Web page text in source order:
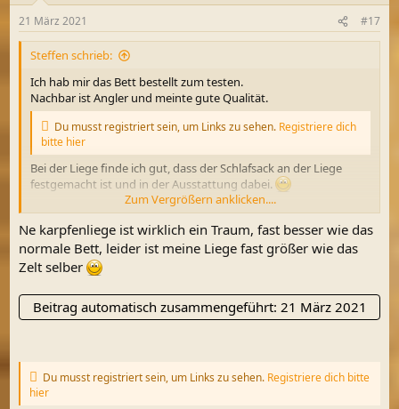
21 März 2021 #17
Steffen schrieb:
Ich hab mir das Bett bestellt zum testen.
Nachbar ist Angler und meinte gute Qualität.
Du musst registriert sein, um Links zu sehen. Registriere dich
bitte hier
Bei der Liege finde ich gut, dass der Schlafsack an der Liege
festgemacht ist und in der Ausstattung dabei.
Geht natürlich auch billiger. 24.99
Du musst registriert sein, um Links zu sehen.Registriere dich
bitte hier
Zum Vergrößern anklicken....
Ne karpfenliege ist wirklich ein Traum, fast besser wie das
normale Bett, leider ist meine Liege fast größer wie das
Zelt selber
Beitrag automatisch zusammengeführt: 21 März 2021
Du musst registriert sein, um Links zu sehen. Registriere dich bitte
hier